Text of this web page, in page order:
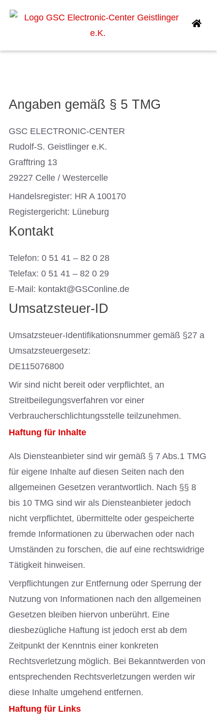
Angaben gemäß § 5 TMG
GSC ELECTRONIC-CENTER
Rudolf-S. Geistlinger e.K.
Grafftring 13
29227 Celle / Westercelle
Handelsregister: HR A 100170
Registergericht: Lüneburg
Kontakt
Telefon: 0 51 41 – 82 0 28
Telefax: 0 51 41 – 82 0 29
E-Mail: kontakt@GSConline.de
Umsatzsteuer-ID
Umsatzsteuer-Identifikationsnummer gemäß §27 a
Umsatzsteuergesetz:
DE115076800
Wir sind nicht bereit oder verpflichtet, an
Streitbeilegungsverfahren vor einer
Verbraucherschlichtungsstelle teilzunehmen.
Haftung für Inhalte
Als Diensteanbieter sind wir gemäß § 7 Abs.1 TMG
für eigene Inhalte auf diesen Seiten nach den
allgemeinen Gesetzen verantwortlich. Nach §§ 8
bis 10 TMG sind wir als Diensteanbieter jedoch
nicht verpflichtet, übermittelte oder gespeicherte
fremde Informationen zu überwachen oder nach
Umständen zu forschen, die auf eine rechtswidrige
Tätigkeit hinweisen.
Verpflichtungen zur Entfernung oder Sperrung der
Nutzung von Informationen nach den allgemeinen
Gesetzen bleiben hiervon unberührt. Eine
diesbezügliche Haftung ist jedoch erst ab dem
Zeitpunkt der Kenntnis einer konkreten
Rechtsverletzung möglich. Bei Bekanntwerden von
entsprechenden Rechtsverletzungen werden wir
diese Inhalte umgehend entfernen.
Haftung für Links